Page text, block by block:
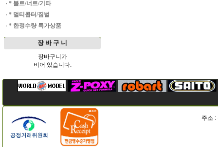
· * 볼트/너트/기타
· * 멀티콥터/짐벌
· * 한정수량 특가상품
장 바 구 니
장바구니가
비어 있습니다.
주소